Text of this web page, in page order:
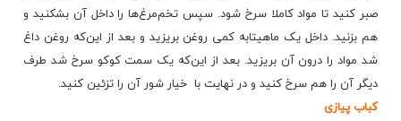
صبر کنید تا مواد کاملا سرخ شود. سپس تخم‌مرغ‌ها را داخل آن بشکنید و​
هم بزنید. داخل یک ماهیتابه کمی روغن بریزید و بعد از این‌که روغن داغ
شد مواد را درون آن بریزید. بعد از این‌که یک سمتکوکوسرخ شد طرف
دیگر آن را هم سرخ کنید و در نهایت با ​ خیار شور آن را تزئین کنید.
کباب پیازی